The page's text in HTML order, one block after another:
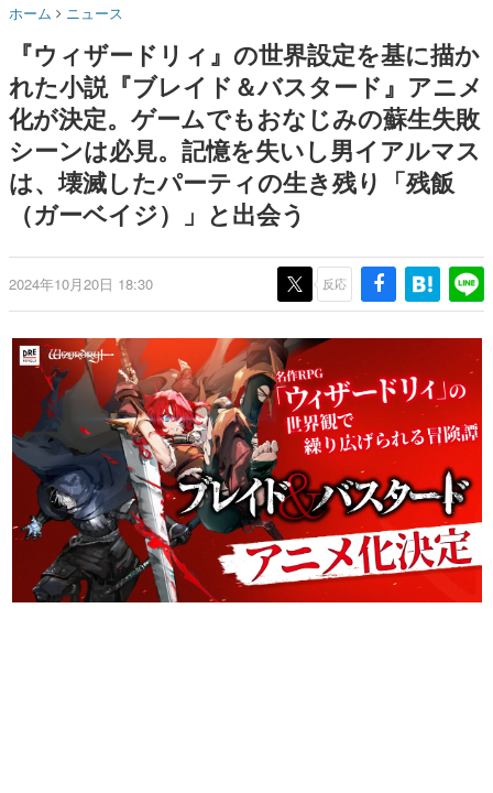
名作ゲームクリエイターの方々に製作時のエピソードをお
きます。
赫本
この物語を解いてはいけない。『赫本』は、〈試験問題〉
の形をした短編ホラー小説集です。
新世代に訊く
これからのデジタルゲーム市場を担う若きクリエイター達
の姿を追い、彼らのルーツと情熱を探っていきます。
ゲーム世代の作家たち
ゲームに多大な影響を受けた作家さんに取材し、ゲームが
日本のコンテンツ産業やカルチャーに与えた影響を探る企
画です。
日本モバイルゲーム産業史
日本のモバイルゲーム史における主要なトピック・タイト
ルを網羅するほか、開発者へのインタビューや識者による
解説を掲載。約20年の歴史が一望できる決定版！
若ゲのいたり〜ゲームクリエイターの青春〜
『うつヌケ』『ペンと箸』等で知られるマンガ家・田中圭
一先生によるゲーム業界レポートマンガです。
なんでゲームは面白い？
ゲーム開発者・hamatsu氏がゲームの魅力を画面や操作の
具体的な形から解き明かしていく、硬派で骨太な評論連載
です。
事だけでなくステージショーや
没入型のホラー体験も楽しめる
ホーム ニュース
『ウィザードリィ』の世界設定を基に描か
れた小説『ブレイド＆バスタード』アニメ
化が決定。ゲームでもおなじみの蘇生失敗
シーンは必見。記憶を失いし男イアルマス
は、壊滅したパーティの生き残り「残飯
（ガーベイジ）」と出会う
2024年10月20日 18:30 反応